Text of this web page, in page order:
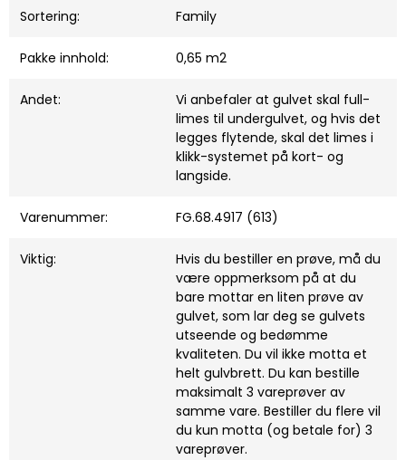
Sortering: Family
Pakke innhold: 0,65 m2
Andet:
Vi anbefaler at gulvet skal full-
limes til undergulvet, og hvis det
legges flytende, skal det limes i
klikk-systemet på kort- og
langside.
Varenummer: FG.68.4917 (613)
Viktig:
Hvis du bestiller en prøve, må du
være oppmerksom på at du
bare mottar en liten prøve av
gulvet, som lar deg se gulvets
utseende og bedømme
kvaliteten. Du vil ikke motta et
helt gulvbrett. Du kan bestille
maksimalt 3 vareprøver av
samme vare. Bestiller du flere vil
du kun motta (og betale for) 3
vareprøver.